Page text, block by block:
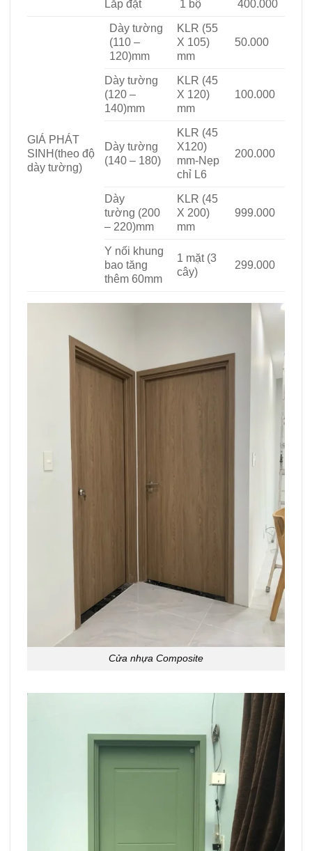
Lắp đặt 1 bộ 400.000
GIÁ PHÁT
SINH (theo độ
dày tường)
Dày tường
(110 –
120)mm
KLR (55
X 105)
mm
50.000
Dày tường
(120 –
140)mm
KLR (45
X 120)
mm
100.000
Dày tường
(140 – 180)
KLR (45
X120)
mm-Nẹp
chỉ L6
200.000
Dày
tường (200
– 220)mm
KLR (45
X 200)
mm
999.000
Y nối khung
bao tăng
thêm 60mm
1 mặt (3
cây)
299.000
Cửa nhựa Composite